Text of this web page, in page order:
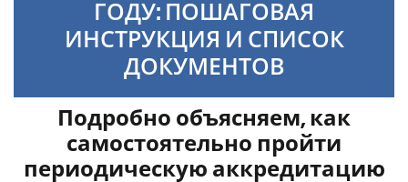
ГОДУ: ПОШАГОВАЯ
ИНСТРУКЦИЯ И СПИСОК
ДОКУМЕНТОВ
Подробно объясняем, как
самостоятельно пройти
периодическую аккредитацию